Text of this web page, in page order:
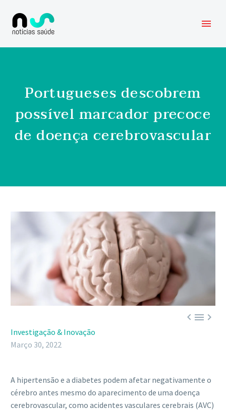
Portugueses descobrem
possível marcador precoce
de doença cerebrovascular

Investigação & Inovação
Março 30, 2022
A hipertensão e a diabetes podem afetar negativamente o
cérebro antes mesmo do aparecimento de uma doença
cerebrovascular, como acidentes vasculares cerebrais (AVC)